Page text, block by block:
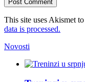
This site uses Akismet
data is processed.
Novosti